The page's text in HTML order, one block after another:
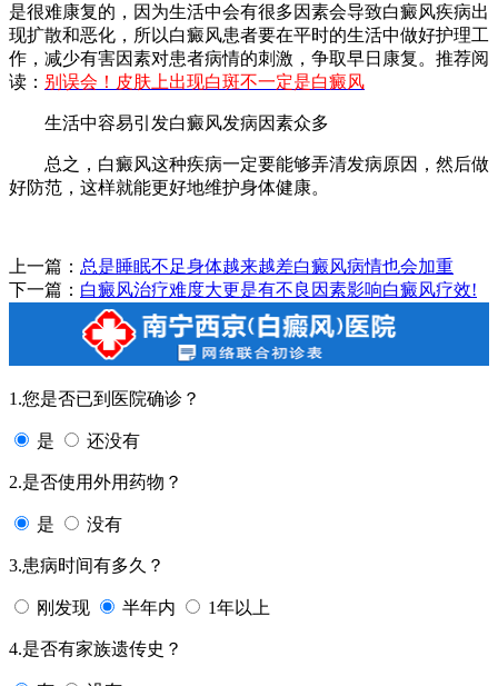
是很难康复的，因为生活中会有很多因素会导致白癜风疾病出
现扩散和恶化，所以白癜风患者要在平时的生活中做好护理工
作，减少有害因素对患者病情的刺激，争取早日康复。推荐阅
读： 别误会！皮肤上出现白斑不一定是白癜风
生活中容易引发白癜风发病因素众多
总之，白癜风这种疾病一定要能够弄清发病原因，然后做
好防范，这样就能更好地维护身体健康。
上一篇： 总是睡眠不足身体越来越差白癜风病情也会加重
下一篇： 白癜风治疗难度大更是有不良因素影响白癜风疗效!
1.您是否已到医院确诊？
是 还没有
2.是否使用外用药物？
是 没有
3.患病时间有多久？
刚发现 半年内 1年以上
4.是否有家族遗传史？